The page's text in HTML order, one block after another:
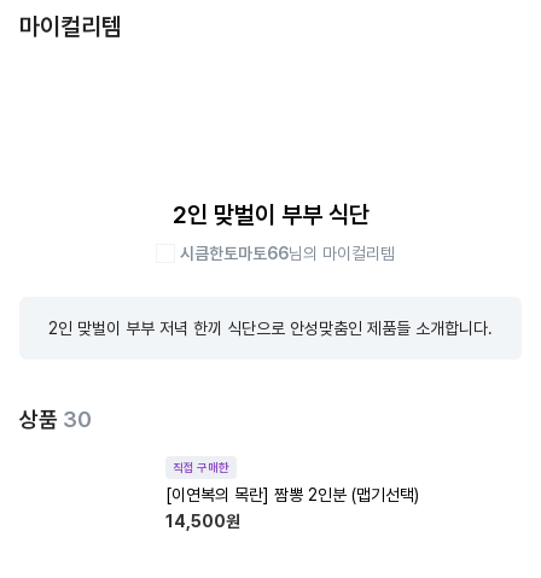
마이컬리템
2인 맞벌이 부부 식단
시큼한토마토66님의 마이컬리템
2인 맞벌이 부부 저녁 한끼 식단으로 안성맞춤인 제품들 소개합니다.
상품 30
직접 구매한
[이연복의 목란] 짬뽕 2인분 (맵기선택)
14,500원